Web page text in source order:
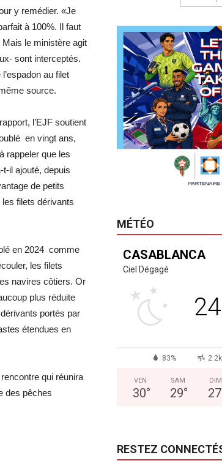
y remédier. «Je
à 100%. Il faut
le ministère agit
sont interceptés.
au filet
source.
l’EJF soutient
en vingt ans,
rappeler que les
il ajouté, depuis
de petits
filets dérivants
en 2024 comme
les filets
navires côtiers. Or
plus réduite
portés par
étendues en
qui réunira
des pêches
MÉTÉO
CASABLANCA
Ciel Dégagé
83%
VEN
30°
SAM
29°
DIM
27
RESTEZ